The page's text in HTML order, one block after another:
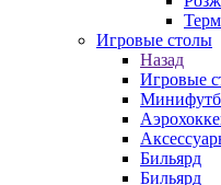
Игровые столы
Назад
Игровые
Бильяpд
Бильяpд